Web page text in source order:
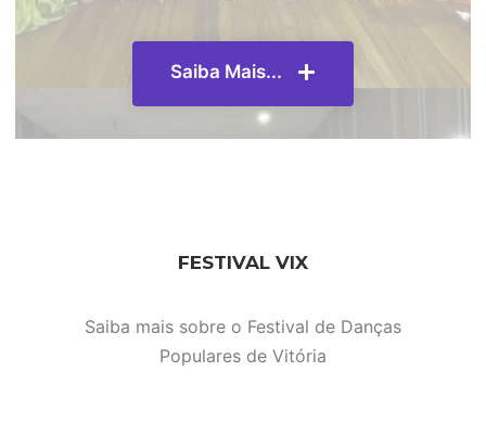
Saiba Mais...
FESTIVAL VIX
Saiba mais sobre o Festival de Danças
Populares de Vitória